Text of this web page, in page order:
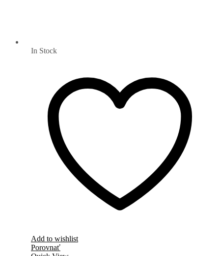
In Stock
Add to wishlist
Porovnať